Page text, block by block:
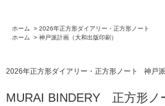
ホーム > 2026年正方形ダイアリー・正方形ノート
ホーム
> 神戸派計画（大和出版印刷）
2026年正方形ダイアリー・正方形ノート 神戸
MURAI BINDERY 正方形